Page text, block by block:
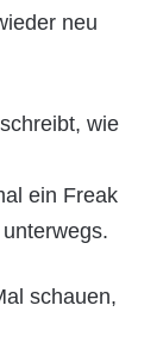
neu
wie
ein Freak
schauen,